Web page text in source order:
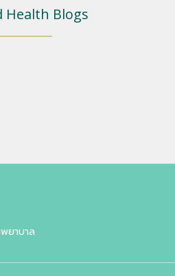
Health Blogs
ยาบาล